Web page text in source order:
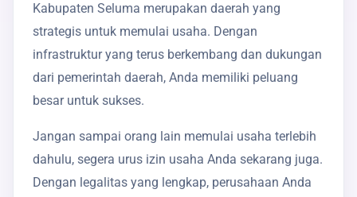
Kabupaten Seluma merupakan daerah yang
strategis untuk memulai usaha. Dengan
infrastruktur yang terus berkembang dan dukungan
dari pemerintah daerah, Anda memiliki peluang
besar untuk sukses.
Jangan sampai orang lain memulai usaha terlebih
dahulu, segera urus izin usaha Anda sekarang juga.
Dengan legalitas yang lengkap, perusahaan Anda